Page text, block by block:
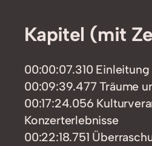
Kapitel (mit
00:00:07.310 Einleitung
00:09:39.477 Träume
00:17:24.056
Konzerterlebnisse
00:22:18.751